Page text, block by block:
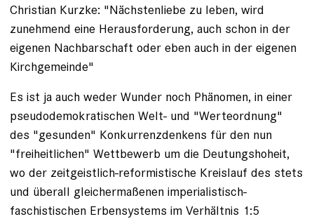
Christian Kurzke: "Nächstenliebe zu leben, wird
zunehmend eine Herausforderung, auch schon in der
eigenen Nachbarschaft oder eben auch in der eigenen
Kirchgemeinde"
Es ist ja auch weder Wunder noch Phänomen, in einer
pseudodemokratischen Welt- und "Werteordnung"
des "gesunden" Konkurrenzdenkens für den nun
"freiheitlichen" Wettbewerb um die Deutungshoheit,
wo der zeitgeistlich-reformistische Kreislauf des stets
und überall gleichermaßenen imperialistisch-
faschistischen Erbensystems im Verhältnis 1:5